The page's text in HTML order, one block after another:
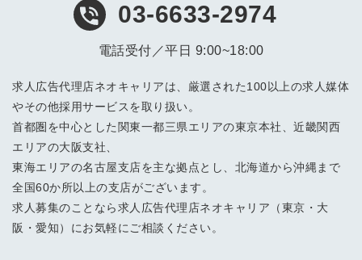
03-6633-2974
電話受付／平日 9:00~18:00
求人広告代理店ネオキャリアは、厳選された100以上の求人媒体
やその他採用サービスを取り扱い。
首都圏を中心とした関東一都三県エリアの東京本社、近畿関西
エリアの大阪支社、
東海エリアの名古屋支店を主な拠点とし、北海道から沖縄まで
全国60か所以上の支店がございます。
求人募集のことなら求人広告代理店ネオキャリア（東京・大
阪・愛知）にお気軽にご相談ください。